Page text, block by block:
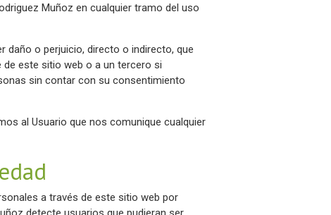
Muñoz en cualquier tramo del uso
daño o perjuicio, directo o indirecto, que
este sitio web o a un tercero si
sin contar con su consentimiento
al Usuario que nos comunique cualquier
a través de este sitio web por